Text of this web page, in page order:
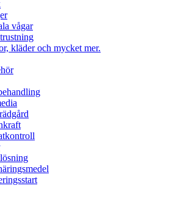
vågar
kläder och mycket mer.